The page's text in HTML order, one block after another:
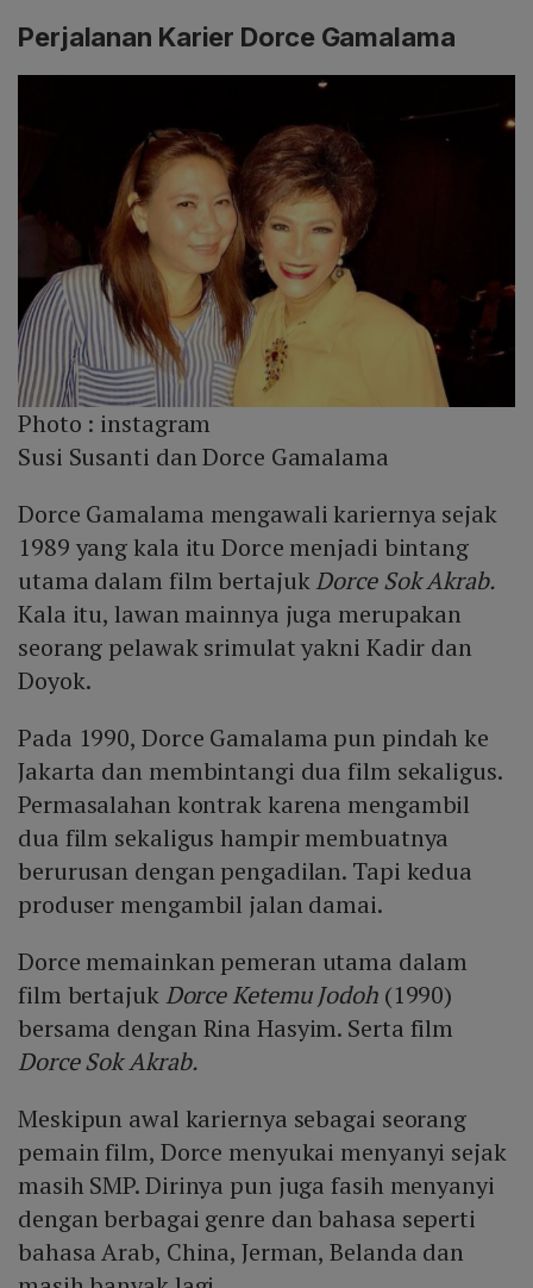
Perjalanan Karier Dorce Gamalama
Photo : instagram
Susi Susanti dan Dorce Gamalama
Dorce Gamalama mengawali kariernya sejak
1989 yang kala itu Dorce menjadi bintang
utama dalam film bertajukDorce Sok Akrab.
Kala itu, lawan mainnya juga merupakan
seorang pelawak srimulat yakni Kadir dan
Doyok.
Pada 1990, Dorce Gamalama pun pindah ke
Jakarta dan membintangi dua film sekaligus.
Permasalahan kontrak karena mengambil
dua film sekaligus hampir membuatnya
berurusan dengan pengadilan. Tapi kedua
produser mengambil jalan damai.
Dorce memainkan pemeran utama dalam
film bertajuk Dorce Ketemu Jodoh(1990)
bersama dengan Rina Hasyim. Serta film
Dorce Sok Akrab.
Meskipun awal kariernya sebagai seorang
pemain film, Dorce menyukai menyanyi sejak
masih SMP. Dirinya pun juga fasih menyanyi
dengan berbagai genre dan bahasa seperti
bahasa Arab, China, Jerman, Belanda dan